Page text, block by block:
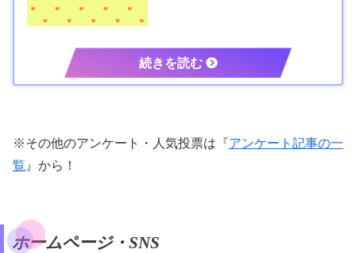
※その他のアンケート・人気投票は『アンケート記事の一
覧 』から！
ホームページ・SNS